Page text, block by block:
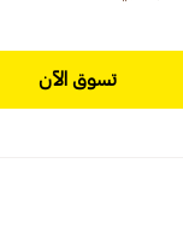
تسوق الآن